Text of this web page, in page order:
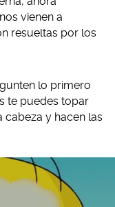
vienen a
resueltas por los
lo primero
te puedes topar
cabeza y hacen las